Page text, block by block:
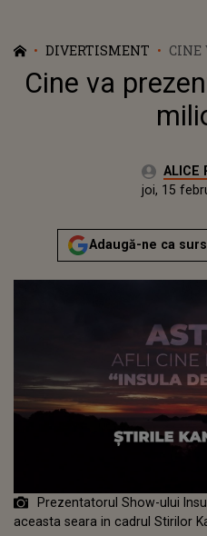
DIVERTISMENT
CINE
Cine va
Autor:ALICE
Actualizat:
joi, 15
Adaugă-ne ca
Prezentatorul Show-ului
aceasta seara in cadrul Stirilor